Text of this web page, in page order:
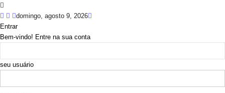
domingo, agosto 9, 2026
Entrar
Bem-vindo! Entre na sua conta
seu usuário